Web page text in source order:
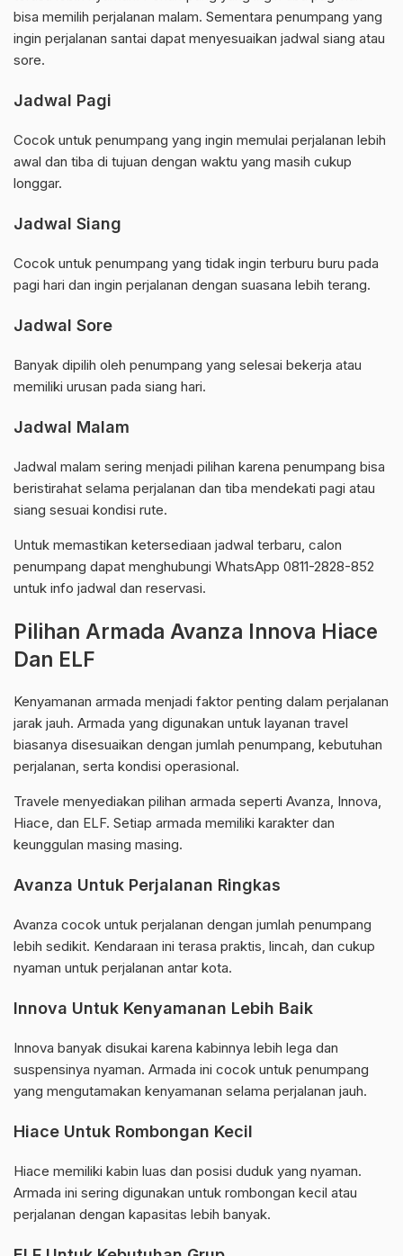
bisa memilih perjalanan malam. Sementara penumpang yang
ingin perjalanan santai dapat menyesuaikan jadwal siang atau
sore.
Jadwal Pagi
Cocok untuk penumpang yang ingin memulai perjalanan lebih
awal dan tiba di tujuan dengan waktu yang masih cukup
longgar.
Jadwal Siang
Cocok untuk penumpang yang tidak ingin terburu buru pada
pagi hari dan ingin perjalanan dengan suasana lebih terang.
Jadwal Sore
Banyak dipilih oleh penumpang yang selesai bekerja atau
memiliki urusan pada siang hari.
Jadwal Malam
Jadwal malam sering menjadi pilihan karena penumpang bisa
beristirahat selama perjalanan dan tiba mendekati pagi atau
siang sesuai kondisi rute.
Untuk memastikan ketersediaan jadwal terbaru, calon
penumpang dapat menghubungi WhatsApp 0811-2828-852
untuk info jadwal dan reservasi.
Pilihan Armada Avanza Innova Hiace
Dan ELF
Kenyamanan armada menjadi faktor penting dalam perjalanan
jarak jauh. Armada yang digunakan untuk layanan travel
biasanya disesuaikan dengan jumlah penumpang, kebutuhan
perjalanan, serta kondisi operasional.
Travele menyediakan pilihan armada seperti Avanza, Innova,
Hiace, dan ELF. Setiap armada memiliki karakter dan
keunggulan masing masing.
Avanza Untuk Perjalanan Ringkas
Avanza cocok untuk perjalanan dengan jumlah penumpang
lebih sedikit. Kendaraan ini terasa praktis, lincah, dan cukup
nyaman untuk perjalanan antar kota.
Innova Untuk Kenyamanan Lebih Baik
Innova banyak disukai karena kabinnya lebih lega dan
suspensinya nyaman. Armada ini cocok untuk penumpang
yang mengutamakan kenyamanan selama perjalanan jauh.
Hiace Untuk Rombongan Kecil
Hiace memiliki kabin luas dan posisi duduk yang nyaman.
Armada ini sering digunakan untuk rombongan kecil atau
perjalanan dengan kapasitas lebih banyak.